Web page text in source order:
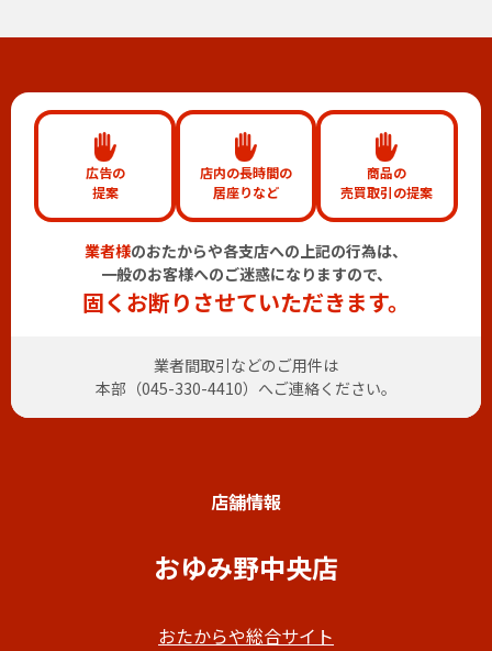
広告の
提案
店内の長時間の
居座りなど
商品の
売買取引の提案
業者様のおたからや各支店への上記の行為は、
一般のお客様へのご迷惑になりますので、
固くお断りさせていただきます。
業者間取引などのご用件は
本部（045-330-4410）へご連絡ください。
店舗情報
おゆみ野中央店
おたからや総合サイト